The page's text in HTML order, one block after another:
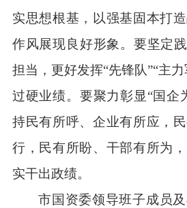
实思想根基，以强基固本打
作风展现良好形象。要坚定
担当，更好发挥“先锋队”“主
过硬业绩。要聚力彰显“国企
持民有所呼、企业有所应，
行，民有所盼、干部有所为
实干出政绩。
市国资委领导班子成员